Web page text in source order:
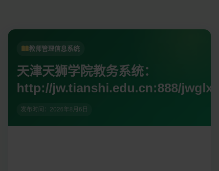
教师管理信息系统
天津天狮学院教务系统：
http://jw.tianshi.edu.cn:888/
发布时间： 2026年8月6日